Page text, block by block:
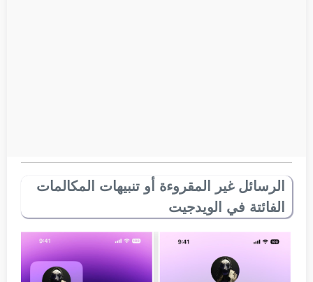
الرسائل غير المقروءة أو تنبيهات المكالمات
الفائتة في الويدجيت